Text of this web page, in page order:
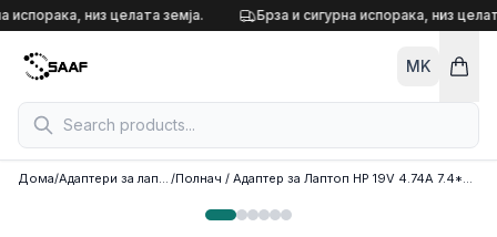
Skip to content
испорака, низ целата земја. Брза и сигурна испорака, низ
MK
Дома/ Адаптери за лаптоп / Полнач / Адаптер за Лаптоп HP 19V 4.74A 7.4*5.0MM